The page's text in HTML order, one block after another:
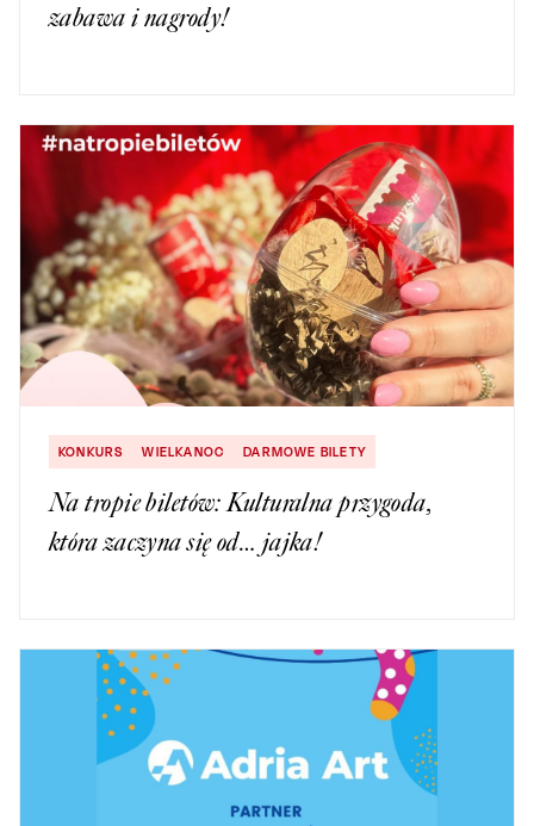
zabawa i nagrody!
KONKURS WIELKANOC DARMOWE BILETY
Na tropie biletów: Kulturalna przygoda,
która zaczyna się od… jajka!